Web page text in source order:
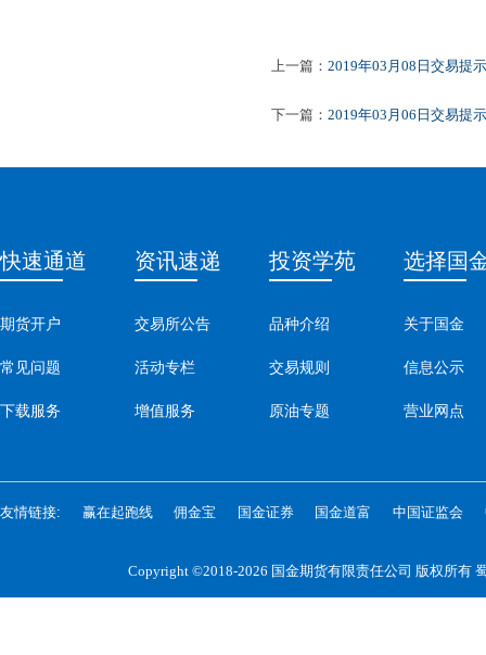
上一篇： 2019年03月08日交易提示
下一篇： 2019年03月06日交易提示
快速通道
期货开户
常见问题
下载服务
资讯速递
交易所公告
活动专栏
增值服务
投资学苑
品种介绍
交易规则
原油专题
选择国
关于国金
信息公示
营业网点
友情链接: 赢在起跑线 佣金宝 国金证券 国金道富 中国证监会
Copyright ©2018-2026 国金期货有限责任公司 版权所有